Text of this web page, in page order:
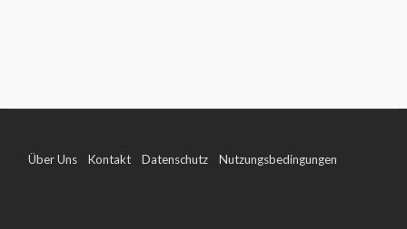
Über Uns Kontakt Datenschutz Nutzungsbedingungen